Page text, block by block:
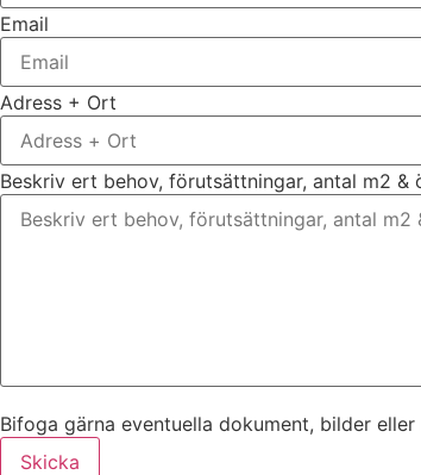
Email
Adress + Ort
Beskriv ert behov, förutsättningar, antal m2 &
Bifoga gärna eventuella dokument, bilder
Skicka